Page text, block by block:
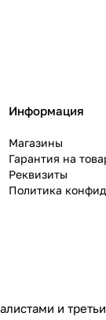
Информация
Магазины
Гарантия на
Реквизиты
Политика
и